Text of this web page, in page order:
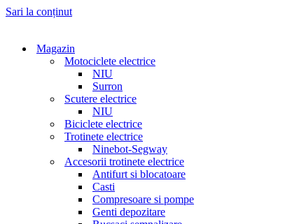
Sari la conținut
Magazin
Motociclete electrice
NIU
Surron
Scutere electrice
NIU
Biciclete electrice
Trotinete electrice
Ninebot-Segway
Accesorii trotinete electrice
Antifurt si blocatoare
Casti
Compresoare si pompe
Genti depozitare